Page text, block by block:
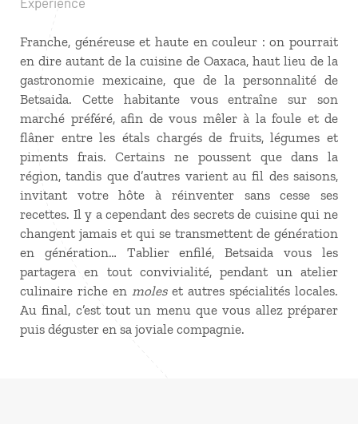
Franche, généreuse et haute en couleur : on pourrait
en dire autant de la cuisine de Oaxaca, haut lieu de la
gastronomie mexicaine, que de la personnalité de
Betsaida. Cette habitante vous entraîne sur son
marché préféré, afin de vous mêler à la foule et de
flâner entre les étals chargés de fruits, légumes et
piments frais. Certains ne poussent que dans la
région, tandis que d’autres varient au fil des saisons,
invitant votre hôte à réinventer sans cesse ses
recettes. Il y a cependant des secrets de cuisine qui ne
changent jamais et qui se transmettent de génération
en génération… Tablier enfilé, Betsaida vous les
partagera en tout convivialité, pendant un atelier
culinaire riche en moleset autres spécialités locales.
Au final, c’est tout un menu que vous allez préparer
puis déguster en sa joviale compagnie.